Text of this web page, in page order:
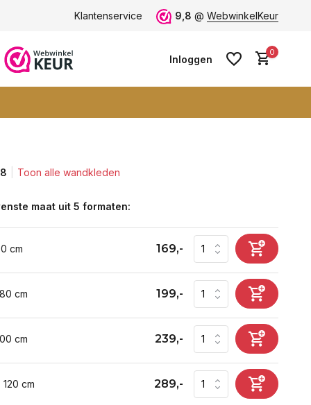
Vele blije klanten -klantbeoordeling 9+
Klantenservice 9,8 @ WebwinkelKeur
Inloggen
0
Toon alle wandkleden
maat uit 5 formaten:
cm 169,-
cm 199,-
cm 239,-
cm 289,-